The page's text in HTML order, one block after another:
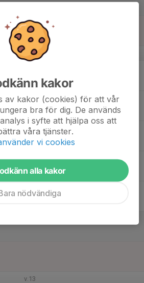
(konstgräs)
v.12
A-hallen
v.13
kakor
av kakor (cookies) för att vår
bra för dig. De används
i syfte att hjälpa oss att
våra tjänster.
vi cookies
alla kakor
nödvändiga